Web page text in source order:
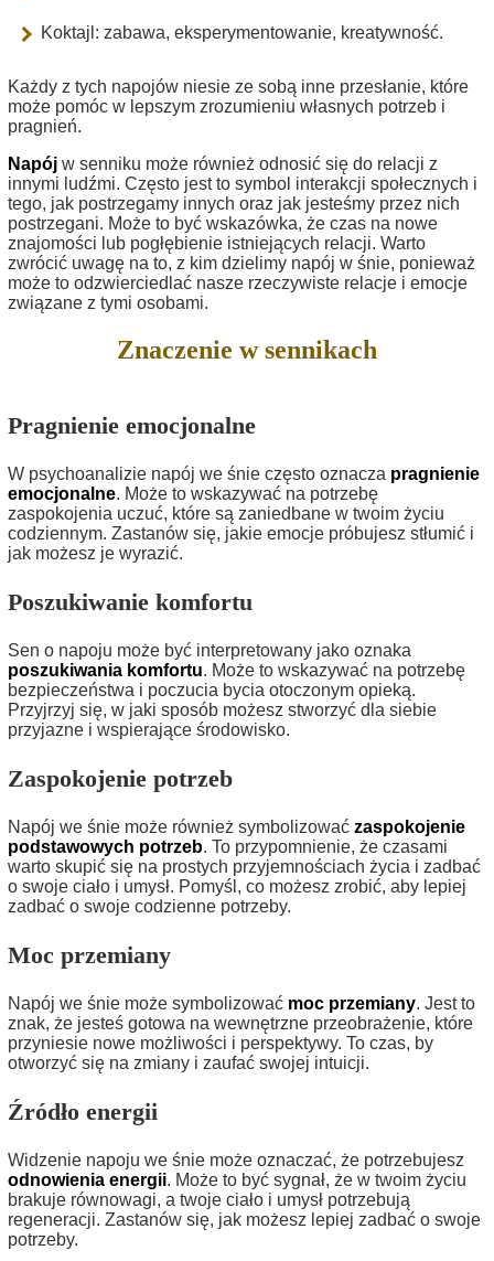
Koktajl: zabawa, eksperymentowanie, kreatywność.
Każdy z tych napojów niesie ze sobą inne przesłanie, które
może pomóc w lepszym zrozumieniu własnych potrzeb i
pragnień.
Napój w senniku może również odnosić się do relacji z
innymi ludźmi. Często jest to symbol interakcji społecznych i
tego, jak postrzegamy innych oraz jak jesteśmy przez nich
postrzegani. Może to być wskazówka, że czas na nowe
znajomości lub pogłębienie istniejących relacji. Warto
zwrócić uwagę na to, z kim dzielimy napój w śnie, ponieważ
może to odzwierciedlać nasze rzeczywiste relacje i emocje
związane z tymi osobami.
Znaczenie w sennikach
Pragnienie emocjonalne
W psychoanalizie napój we śnie często oznacza pragnienie
emocjonalne. Może to wskazywać na potrzebę
zaspokojenia uczuć, które są zaniedbane w twoim życiu
codziennym. Zastanów się, jakie emocje próbujesz stłumić i
jak możesz je wyrazić.
Poszukiwanie komfortu
Sen o napoju może być interpretowany jako oznaka
poszukiwania komfortu. Może to wskazywać na potrzebę
bezpieczeństwa i poczucia bycia otoczonym opieką.
Przyjrzyj się, w jaki sposób możesz stworzyć dla siebie
przyjazne i wspierające środowisko.
Zaspokojenie potrzeb
Napój we śnie może również symbolizować zaspokojenie
podstawowych potrzeb. To przypomnienie, że czasami
warto skupić się na prostych przyjemnościach życia i zadbać
o swoje ciało i umysł. Pomyśl, co możesz zrobić, aby lepiej
zadbać o swoje codzienne potrzeby.
Moc przemiany
Napój we śnie może symbolizować moc przemiany. Jest to
znak, że jesteś gotowa na wewnętrzne przeobrażenie, które
przyniesie nowe możliwości i perspektywy. To czas, by
otworzyć się na zmiany i zaufać swojej intuicji.
Źródło energii
Widzenie napoju we śnie może oznaczać, że potrzebujesz
odnowienia energii. Może to być sygnał, że w twoim życiu
brakuje równowagi, a twoje ciało i umysł potrzebują
regeneracji. Zastanów się, jak możesz lepiej zadbać o swoje
potrzeby.